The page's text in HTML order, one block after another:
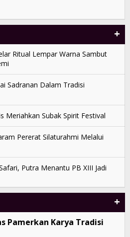
+
Ritual Lempar Warna Sambut
Sadranan Dalam Tradisi
Meriahkan Subak Spirit Festival
Pererat Silaturahmi Melalui
Putra Menantu PB XIII Jadi
+
Pamerkan Karya Tradisi